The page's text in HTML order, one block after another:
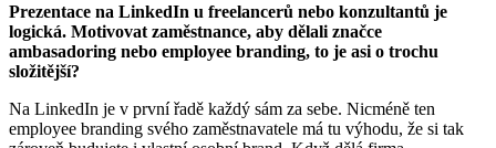
Prezentace na LinkedIn u freelancerů nebo konzultantů je
logická. Motivovat zaměstnance, aby dělali značce
ambasadoring nebo employee branding, to je asi o trochu
složitější?
Na LinkedIn je v první řadě každý sám za sebe. Nicméně ten
employee branding svého zaměstnavatele má tu výhodu, že si tak